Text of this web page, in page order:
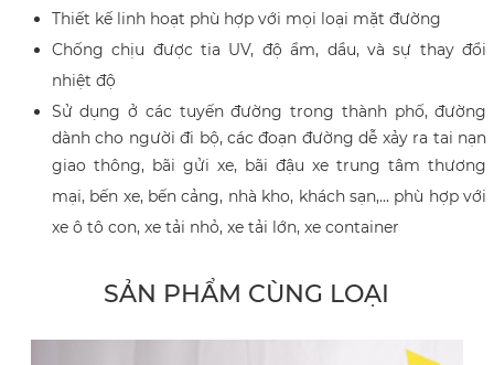
Thiết kế linh hoạt phù hợp với mọi loại mặt đường
Chống chịu được tia UV, độ ẩm, dầu, và sự thay đổi
nhiệt độ
Sử dụng ở các tuyến đường trong thành phố, đường
dành cho người đi bộ, các đoạn đường dễ xảy ra tai nạn
giao thông, bãi gửi xe, bãi đậu xe trung tâm thương
mại, bến xe, bến cảng, nhà kho, khách sạn,... phù hợp với
xe ô tô con, xe tải nhỏ, xe tải lớn, xe container
SẢN PHẨM CÙNG LOẠI